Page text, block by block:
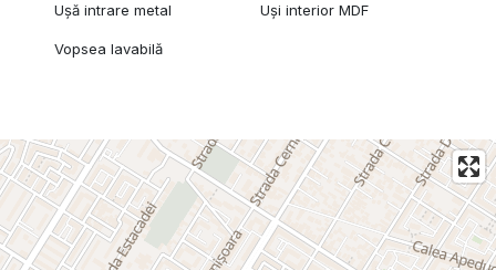
Ușă intrare metal Uși interior MDF
Vopsea lavabilă